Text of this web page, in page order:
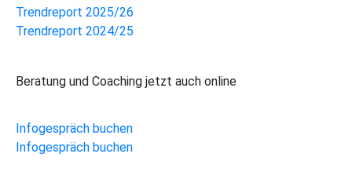
Trendreport 2025/26
Trendreport 2024/25
Beratung und Coaching jetzt auch online
Infogespräch buchen
Infogespräch buchen